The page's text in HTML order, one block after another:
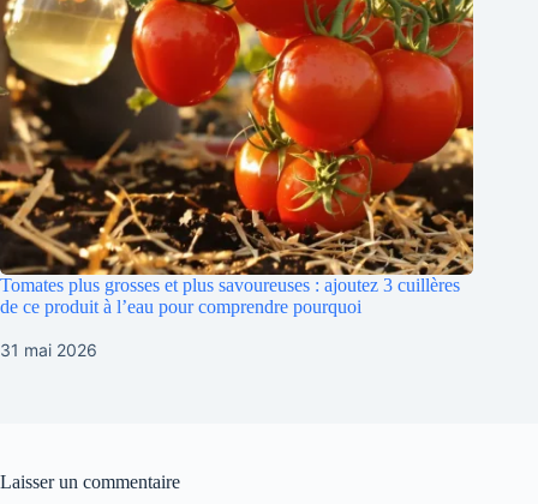
Tomates plus grosses et plus savoureuses : ajoutez 3 cuillères
de ce produit à l’eau pour comprendre pourquoi
31 mai 2026
Laisser un commentaire